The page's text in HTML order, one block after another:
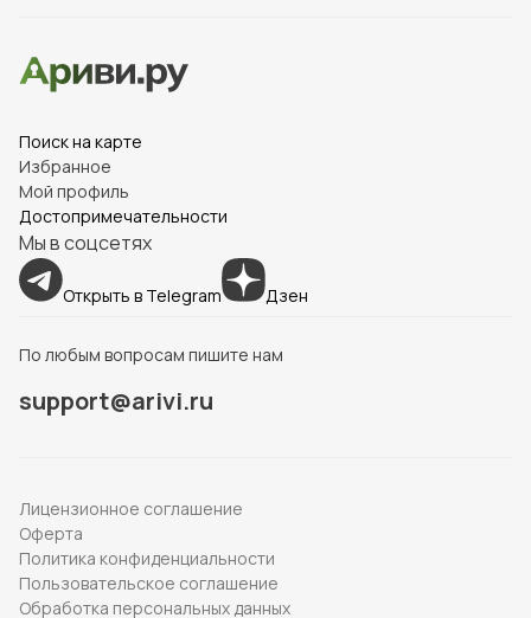
Поиск на карте
Избранное
Мой профиль
Достопримечательности
Мы в соцсетях
Открыть в Telegram Дзен
По любым вопросам пишите нам
support@arivi.ru
Лицензионное соглашение
Оферта
Политика конфиденциальности
Пользовательское соглашение
Обработка персональных данных